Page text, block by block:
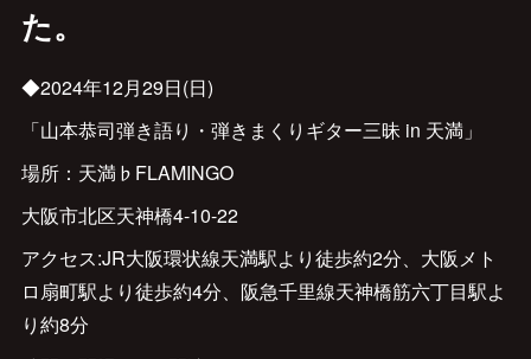
た。
◆2024年12月29日(日)
「山本恭司弾き語り・弾きまくりギター三昧 in 天満」
場所：天満♭FLAMINGO
大阪市北区天神橋4-10-22
アクセス:JR大阪環状線天満駅より徒歩約2分、大阪メト
ロ扇町駅より徒歩約4分、阪急千里線天神橋筋六丁目駅よ
り約8分